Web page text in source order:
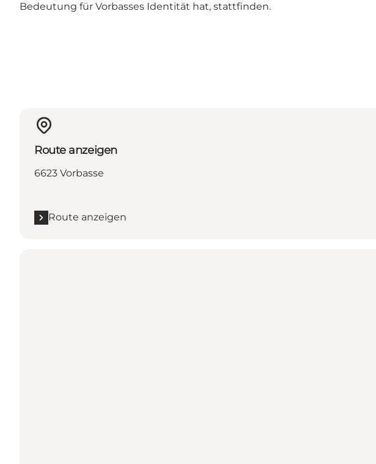
Bedeutung für Vorbasses Identität hat, stattfinden.
Route anzeigen
6623 Vorbasse
Route anzeigen